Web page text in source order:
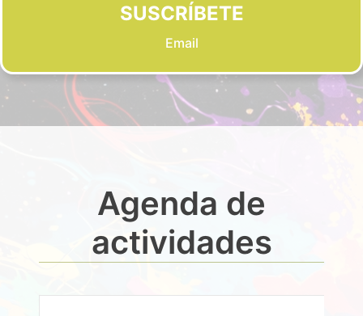
SUSCRÍBETE
Email
Agenda de
actividades